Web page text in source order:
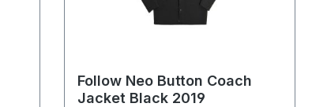
Follow Neo Button Coach
Jacket Black 2019